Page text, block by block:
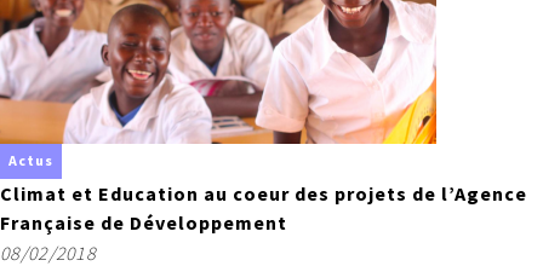
Actus
Climat et Education au coeur des projets de l’Agence
Française de Développement
08/02/2018